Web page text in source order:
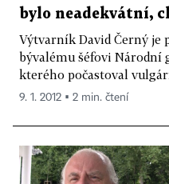
bylo neadekvátní,
Výtvarník David Černý je
bývalému šéfovi
kterého počastoval
9. 1. 2012 ▪ 2 min. čtení